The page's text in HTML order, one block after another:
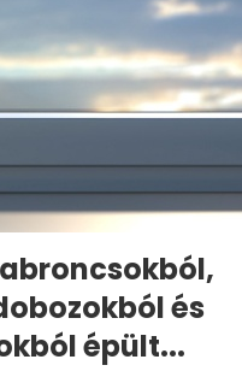
és
épült...